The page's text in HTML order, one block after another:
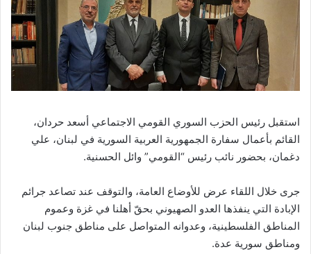
استقبل رئيس الحزب السوري القومي الاجتماعي أسعد حردان،
القائم بأعمال سفارة الجمهورية العربية السورية في لبنان، علي
دغمان، بحضور نائب رئيس “القومي” وائل الحسنية.
جرى خلال اللقاء عرض للأوضاع العامة، والتوقف عند تصاعد جرائم
الإبادة التي ينفذها العدو الصهيوني بحقّ أهلنا في غزة وعموم
المناطق الفلسطينية، وعدوانه المتواصل على مناطق جنوب لبنان
ومناطق سورية عدة.